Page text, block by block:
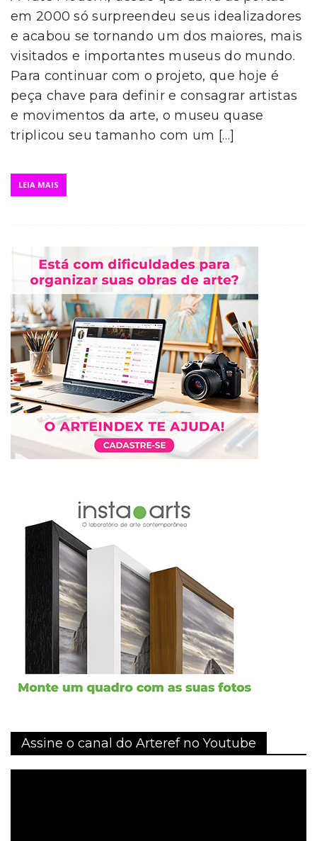
em 2000 só surpreendeu seus idealizadores
e acabou se tornando um dos maiores, mais
visitados e importantes museus do mundo.
Para continuar com o projeto, que hoje é
peça chave para definir e consagrar artistas
e movimentos da arte, o museu quase
triplicou seu tamanho com um […]
LEIA MAIS
Assine o canal do Arteref no Youtube